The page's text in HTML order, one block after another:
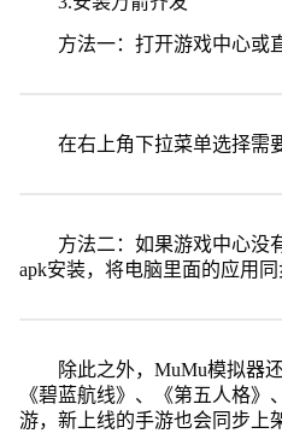
方法一：打开游戏中心或
在右上角下拉菜单选择需
方法二：如果游戏中心没
apk安装，将电脑里面的应用同
除此之外，MuMu模拟器
《碧蓝航线》、《第五人格
游，新上线的手游也会同步上